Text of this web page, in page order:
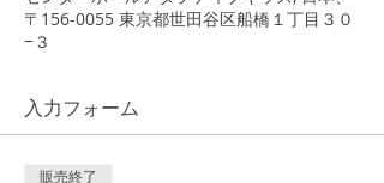
〒156-0055 東京都世田谷区船橋１丁目３０
−３
入力フォーム
販売終了